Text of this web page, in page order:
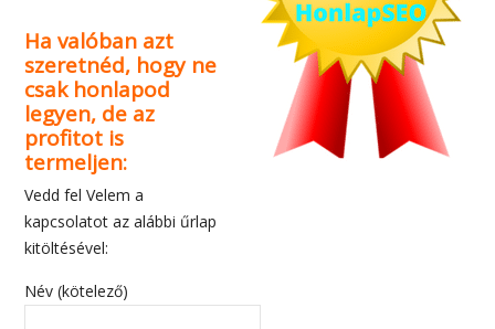
Ha valóban azt
szeretnéd, hogy ne
csak honlapod
legyen, de az
profitot is
termeljen:
Vedd fel Velem a
kapcsolatot az alábbi űrlap
kitöltésével:
Név (kötelező)